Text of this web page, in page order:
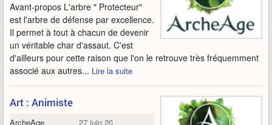
Avant-propos L'arbre " Protecteur"
est l'arbre de défense par excellence.
Il permet à tout à chacun de devenir
un véritable char d'assaut. C'est
d'ailleurs pour cette raison que l'on le retrouve très fréquemment
associé aux autres... Lire la suite
Art : Animiste
ArcheAge 27 juin 2013